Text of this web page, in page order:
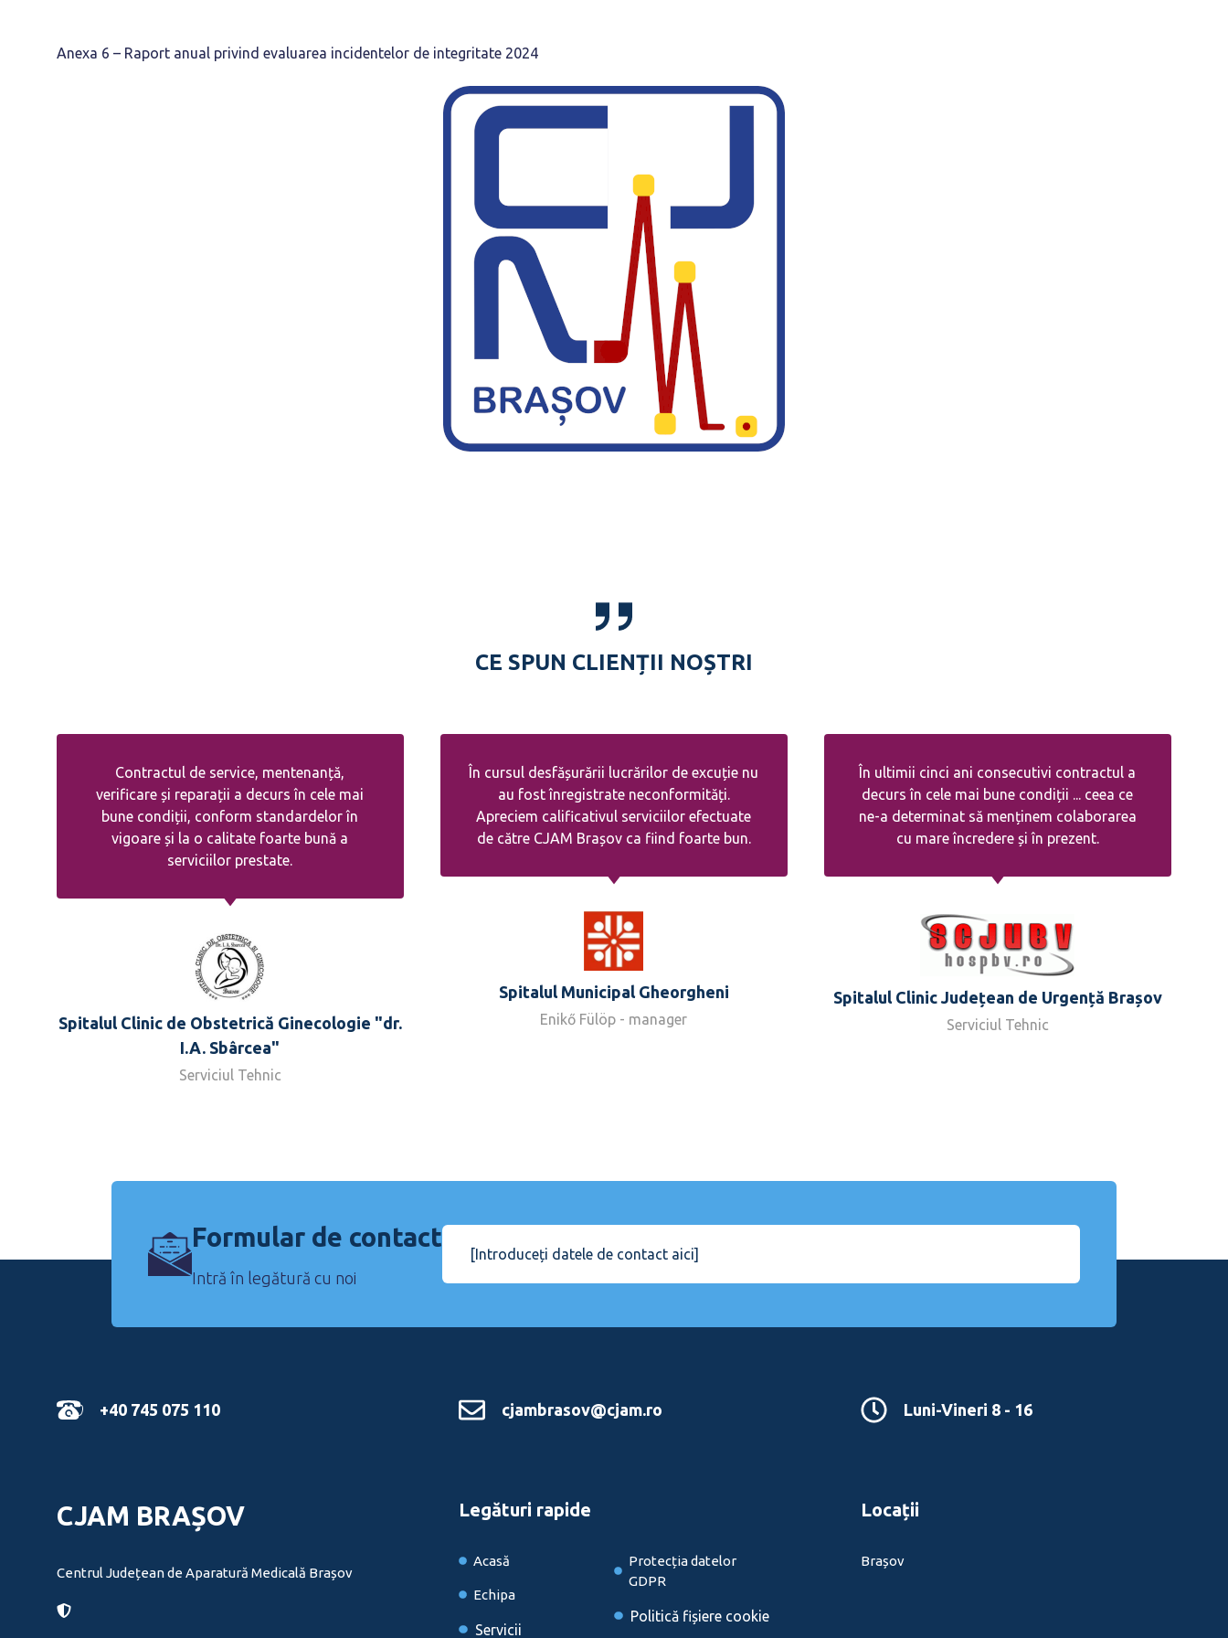
Anexa 6 – Raport anual privind evaluarea incidentelor de integritate 2024
CE SPUN CLIENȚII NOȘTRI
Contractul de service, mentenanță,
verificare și reparații a decurs în cele mai
bune condiții, conform standardelor în
vigoare și la o calitate foarte bună a
serviciilor prestate.
Spitalul Clinic de Obstetrică Ginecologie "dr.
I.A. Sbârcea"
Serviciul Tehnic
În cursul desfășurării lucrărilor de excuție nu
au fost înregistrate neconformități.
Apreciem calificativul serviciilor efectuate
de către CJAM Brașov ca fiind foarte bun.
Spitalul Municipal Gheorgheni
Enikő Fülöp - manager
În ultimii cinci ani consecutivi contractul a
decurs în cele mai bune condiții ... ceea ce
ne-a determinat să menținem colaborarea
cu mare încredere și în prezent.
Spitalul Clinic Județean de Urgență Brașov
Serviciul Tehnic
Formular de contact
Intră în legătură cu noi
[Introduceți datele de contact aici]
+40 745 075 110 cjambrasov@cjam.ro Luni-Vineri 8 - 16
CJAM BRAȘOV
Centrul Județean de Aparatură Medicală Brașov
Legături rapide
Acasă
Echipa
Servicii
Protecția datelor
GDPR
Politică fișiere cookie
Locații
Brașov